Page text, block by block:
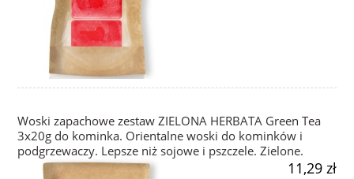
Woski zapachowe zestaw ZIELONA HERBATA Green Tea
3x20g do kominka. Orientalne woski do kominków i
podgrzewaczy. Lepsze niż sojowe i pszczele. Zielone.
11,29 zł